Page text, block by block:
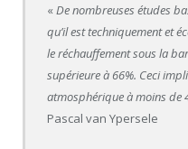
«De nombreuses études
qu’il est techniquement et
le réchauffement sous la
supérieure à 66%. Ceci
atmosphérique à moins de
Pascal van Ypersele